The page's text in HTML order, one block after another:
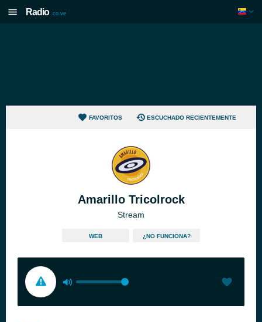
Radio .co.ve
FAVORITOS ESCUCHADO RECIENTEMENTE
Amarillo Tricolrock
Stream
WEB ¿NO FUNCIONA?